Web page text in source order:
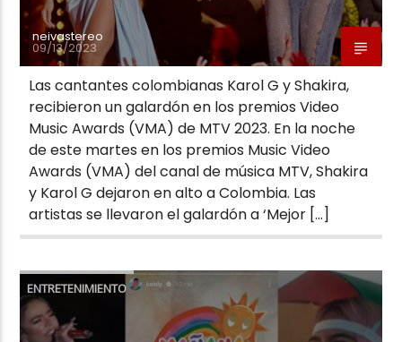
neivastereo
09/13/2023
Las cantantes colombianas Karol G y Shakira,
recibieron un galardón en los premios Video
Music Awards (VMA) de MTV 2023. En la noche
de este martes en los premios Music Video
Awards (VMA) del canal de música MTV, Shakira
y Karol G dejaron en alto a Colombia. Las
artistas se llevaron el galardón a ‘Mejor […]
ENTRETENIMIENTO